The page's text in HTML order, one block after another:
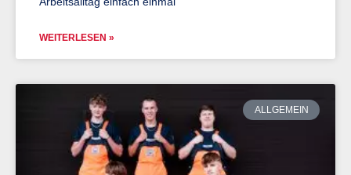
WEITERLESEN »
ALLGEMEIN